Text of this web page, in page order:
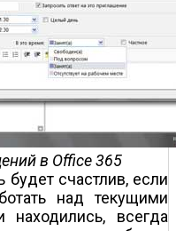
в Office 365
счастлив, если
над текущими
всегда